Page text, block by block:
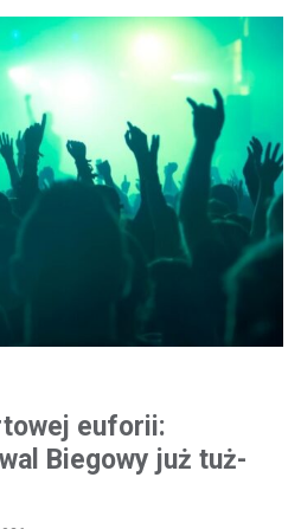
euforii:
Biegowy już tuż-